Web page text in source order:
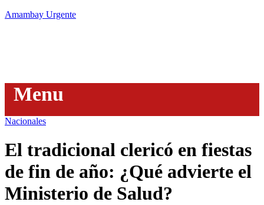
Amambay Urgente
Menu
Nacionales
El tradicional clericó en fiestas
de fin de año: ¿Qué advierte el
Ministerio de Salud?